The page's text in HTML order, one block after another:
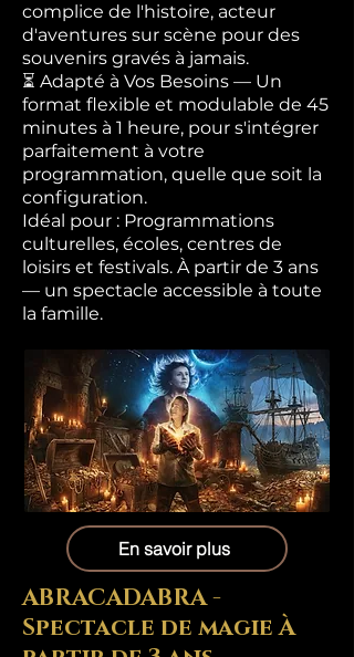
complice de l'histoire, acteur
d'aventures sur scène pour des
souvenirs gravés à jamais.
⏳ Adapté à Vos Besoins — Un
format flexible et modulable de 45
minutes à 1 heure, pour s'intégrer
parfaitement à votre
programmation, quelle que soit la
configuration.
Idéal pour : Programmations
culturelles, écoles, centres de
loisirs et festivals. À partir de 3 ans
— un spectacle accessible à toute
la famille.
En savoir plus
ABRACADABRA -
Spectacle de magie À